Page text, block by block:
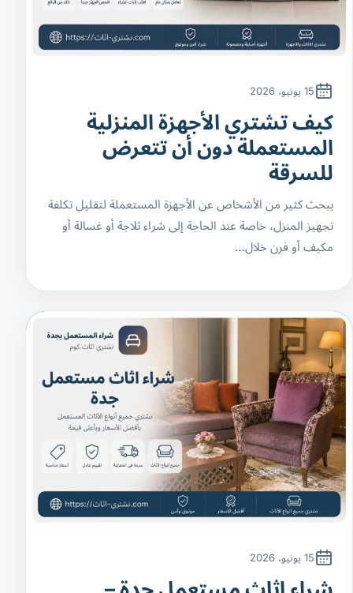
15 يونيو، 2026
كيف تشتري الأجهزة المنزلية
المستعملة دون أن تتعرض
للسرقة
يبحث كثير من الأشخاص عن الأجهزة المستعملة لتقليل تكلفة
تجهيز المنزل، خاصة عند الحاجة إلى شراء ثلاجة أو غسالة أو
مكيف أو فرن خلال…
15 يونيو، 2026